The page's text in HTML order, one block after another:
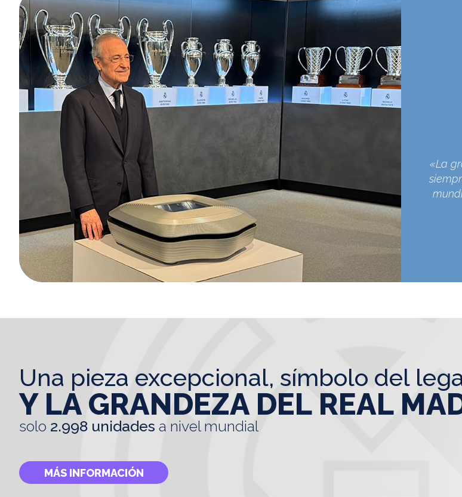
«La
una pieza excepcional, símbolo del
Y LA GRANDEZA DEL REAL
solo 2.998 unidades a nivel mundial
MÁS INFORMACIÓN